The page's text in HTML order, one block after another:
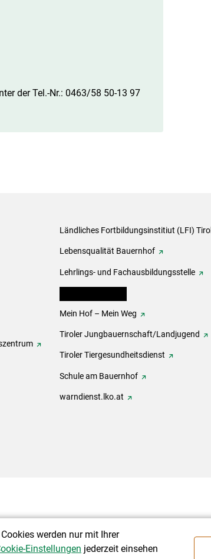
der Tel.-Nr.: 0463/​​58 50-13 97
Ländliches Fortbildungsinstitiut (LFI) Tirol
Lebensqualität Bauernhof
Lehrlings- und Fachausbildungsstelle
Mein Hof – Mein Weg
Tiroler Jungbauernschaft/Landjugend
Tiroler Tiergesundheitsdienst
Schule am Bauernhof
warndienst.lko.at
werden nur mit Ihrer
Einstellungen jederzeit einsehen